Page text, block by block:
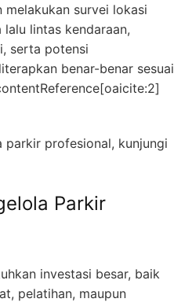
melakukan survei lokasi
lintas kendaraan,
serta potensi
benar-benar sesuai
parkir profesional, kunjungi
Parkir
investasi besar, baik
pelatihan, maupun